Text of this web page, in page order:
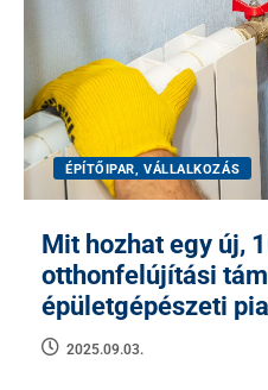
ÉPÍTŐIPAR, VÁLLALKOZÁS
Mit hozhat egy új,
otthonfelújítási
épületgépészeti
2025.09.03.